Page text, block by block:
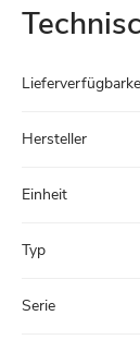
Daten
Hersteller
Einheit
Typ
Serie